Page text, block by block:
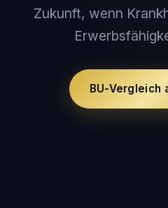
Zukunft, wenn
BU-Vergleich